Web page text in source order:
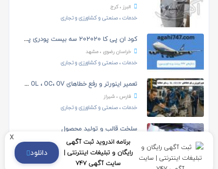
البرز ، کرج
خدمات، صنعتی و کشاورزی و تجاری
کود ان پی کا ۲۰۲۰۲۰ سه بیست پودری پاکت ده کیلویی
خراسان رضوی ، مشهد
خدمات، صنعتی و کشاورزی و تجاری
تعمیر اینورتر و رفع خطاهای OL ، OC، OV و سایر خطاه...
فارس، شیراز
خدمات، صنعتی و کشاورزی و تجاری
سلخت قالب و تولید محصول
تهران، تهران
خدمات، صنعتی و کشاورزی و تجاری
x
برنامه اندروید ثبت آگهی
رایگان و تبلیغات اینترنتی |
سایت آگهی 747
دانلود